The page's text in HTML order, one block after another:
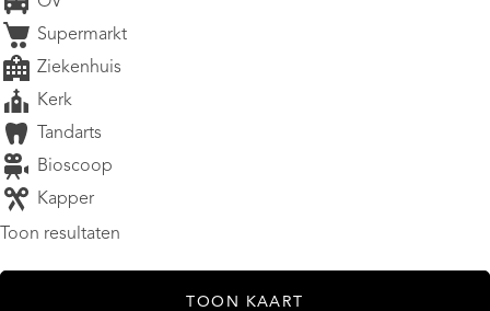
Supermarkt
Ziekenhuis
Kerk
Tandarts
Bioscoop
Kapper
Toon resultaten
TOON KAART
AANBOD